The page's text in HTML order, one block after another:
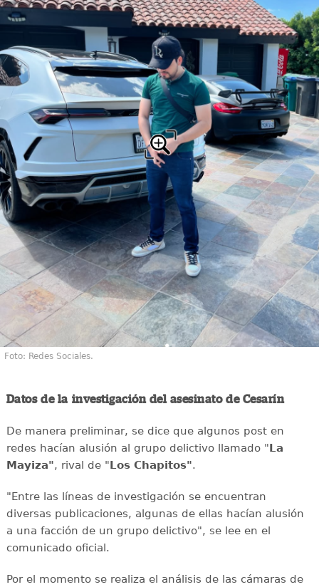
Foto: Redes Sociales.
Datos de la investigación del asesinato de Cesarín
De manera preliminar, se dice que algunos post en
redes hacían alusión al grupo delictivo llamado " La
Mayiza", rival de " Los Chapitos".
"Entre las líneas de investigación se encuentran
diversas publicaciones, algunas de ellas hacían alusión
a una facción de un grupo delictivo", se lee en el
comunicado oficial.
Por el momento se realiza el análisis de las cámaras de